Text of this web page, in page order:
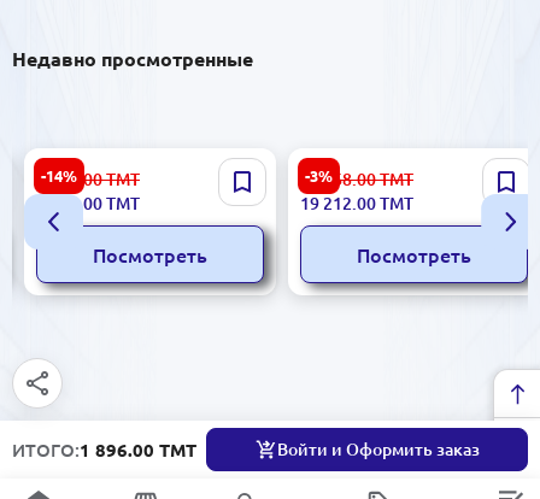
Недавно просмотренные
-14%
DELL Vostro 3530
NTB0315V3530I38512 |
Ноутбук Core i3-1305U 8ГБ
512ГБ SSD
7 087.00ТМТ
6 084.00ТМТ
Посмотреть
-3%
Сенсорный моноблок 55" |
Мультисенсорный
моноблок Core i3 2-го
поколения
19 968.00ТМТ
19 212.00ТМТ
Посмотреть
ИТОГО:1 896.00 ТМТ Войти и Оформить заказ